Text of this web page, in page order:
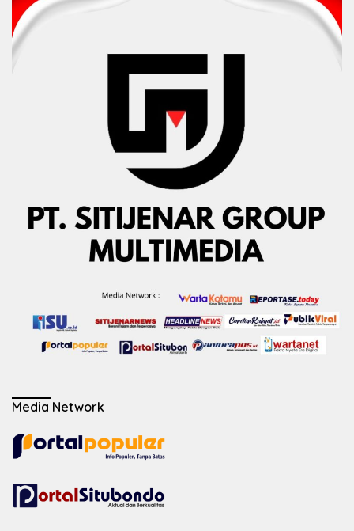
Media Network